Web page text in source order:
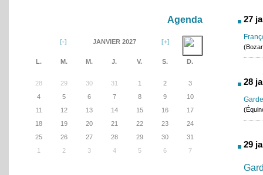
Agenda
JANVIER 2027
L. M. M. J. V. S. D.
28 29 30 31 1 2
3
4
5 6 7 8 9
10
11
12 13 14 15 16
17
18
19 20 21 22 23
24
25
26 27 28 29 30
31
1
2 3 4 5 6 7
27
28
29